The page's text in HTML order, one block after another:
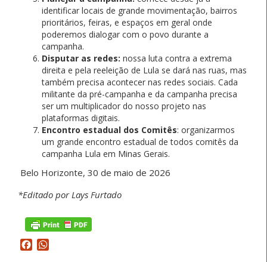
identificar locais de grande movimentação, bairros
prioritários, feiras, e espaços em geral onde
poderemos dialogar com o povo durante a
campanha.
Disputar as redes: nossa luta contra a extrema
direita e pela reeleição de Lula se dará nas ruas, mas
também precisa acontecer nas redes sociais. Cada
militante da pré-campanha e da campanha precisa
ser um multiplicador do nosso projeto nas
plataformas digitais.
Encontro estadual dos Comitês: organizarmos
um grande encontro estadual de todos comitês da
campanha Lula em Minas Gerais.
Belo Horizonte, 30 de maio de 2026
*Editado por Lays Furtado
Facebook